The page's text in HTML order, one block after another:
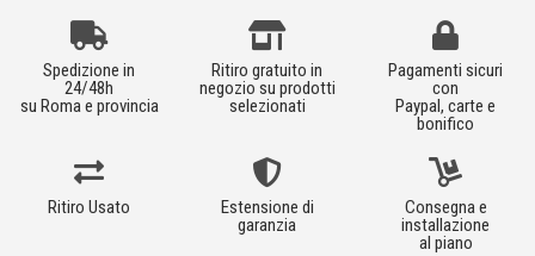
Spedizione in
24/48h
su Roma e provincia
Ritiro gratuito in
negozio su prodotti
selezionati
Pagamenti sicuri
con
Paypal, carte e
bonifico
Ritiro Usato
Estensione di
garanzia
Consegna e
installazione
al piano